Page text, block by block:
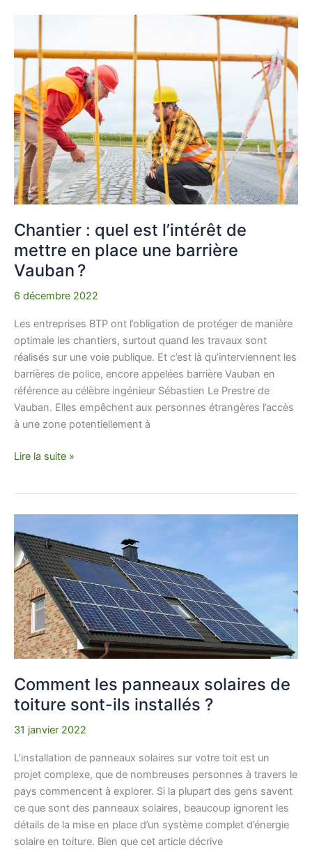
Chantier : quel est l’intérêt de
mettre en place une barrière
Vauban ?
6 décembre 2022
Les entreprises BTP ont l’obligation de protéger de manière
optimale les chantiers, surtout quand les travaux sont
réalisés sur une voie publique. Et c’est là qu’interviennent les
barrières de police, encore appelées barrière Vauban en
référence au célèbre ingénieur Sébastien Le Prestre de
Vauban. Elles empêchent aux personnes étrangères l’accès
à une zone potentiellement à
est
l’intérêt
de
mettre
en
place
une
barrière
Vauban ?
Lire la suite »
Comment les panneaux solaires de
toiture sont-ils installés ?
31 janvier 2022
L’installation de panneaux solaires sur votre toit est un
projet complexe, que de nombreuses personnes à travers le
pays commencent à explorer. Si la plupart des gens savent
ce que sont des panneaux solaires, beaucoup ignorent les
détails de la mise en place d’un système complet d’énergie
solaire en toiture. Bien que cet article décrive
les
panneaux
solaires
de
toiture
sont-
ils
installés